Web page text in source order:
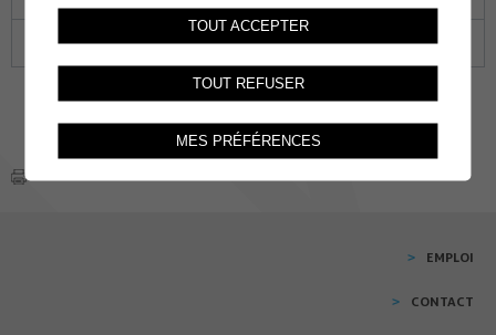
26 27 28 29 30
EMPLOI
CONTACT
TOUT ACCEPTER
TOUT REFUSER
MES PRÉFÉRENCES